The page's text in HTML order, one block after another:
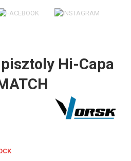
Hi-Capa